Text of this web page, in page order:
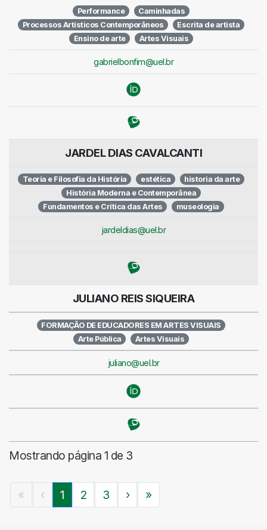
Performance
Caminhadas
Processos Artísticos Contemporâneos
Escrita de artista
Ensino de arte
Artes Visuais
gabrielbonfim@uel.br
JARDEL DIAS CAVALCANTI
Teoria e Filosofia da História estética
historia da arte
História Moderna e Contemporânea
Fundamentos e Crítica das Artes
museologia
jardeldias@uel.br
JULIANO REIS SIQUEIRA
FORMAÇÃO DE EDUCADORES EM ARTES VISUAIS
Arte Pública
Artes Visuais
juliano@uel.br
Mostrando página 1 de 3
« ‹ 1 2 3 › »